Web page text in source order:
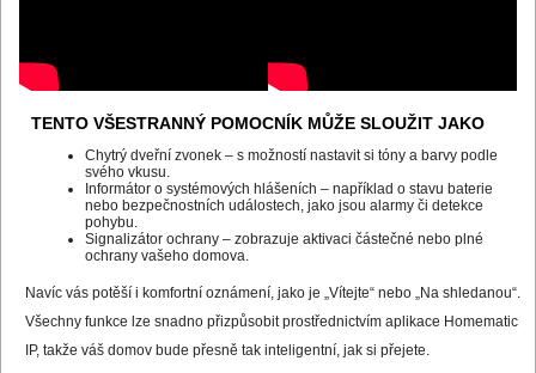
TENTO VŠESTRANNÝ POMOCNÍK MŮŽE SLOUŽIT JAKO
Chytrý dveřní zvonek – s možností nastavit si tóny a barvy podle
svého vkusu.
Informátor o systémových hlášeních – například o stavu baterie
nebo bezpečnostních událostech, jako jsou alarmy či detekce
pohybu.
Signalizátor ochrany – zobrazuje aktivaci částečné nebo plné
ochrany vašeho domova.
Navíc vás potěší i komfortní oznámení, jako je „Vítejte“ nebo „Na shledanou“.
Všechny funkce lze snadno přizpůsobit prostřednictvím aplikace Homematic
IP, takže váš domov bude přesně tak inteligentní, jak si přejete.